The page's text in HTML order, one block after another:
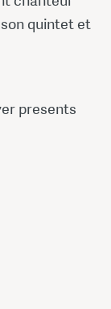
quintet et
presents